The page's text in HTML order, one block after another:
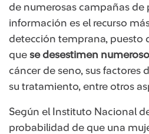
de numerosas campañas de
información es el recurso
detección temprana, puesto
que se desestimen
cáncer de seno, sus factores
su tratamiento, entre otros
Según el Instituto Nacional
probabilidad de que una